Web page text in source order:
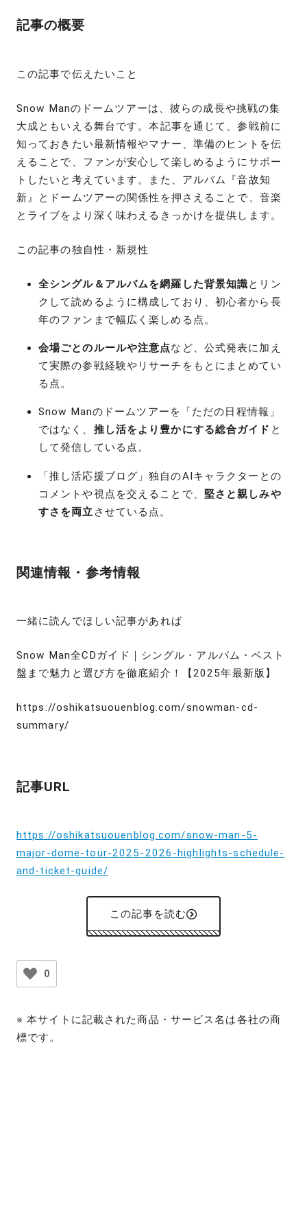
記事の概要
この記事で伝えたいこと
Snow Manのドームツアーは、彼らの成長や挑戦の集
大成ともいえる舞台です。本記事を通じて、参戦前に
知っておきたい最新情報やマナー、準備のヒントを伝
えることで、ファンが安心して楽しめるようにサポー
トしたいと考えています。また、アルバム『音故知
新』とドームツアーの関係性を押さえることで、音楽
とライブをより深く味わえるきっかけを提供します。
この記事の独自性・新規性
全シングル＆アルバムを網羅した背景知識とリン
クして読めるように構成しており、初心者から長
年のファンまで幅広く楽しめる点。
会場ごとのルールや注意点など、公式発表に加え
て実際の参戦経験やリサーチをもとにまとめてい
る点。
Snow Manのドームツアーを「ただの日程情報」
ではなく、 推し活をより豊かにする総合ガイド と
して発信している点。
「推し活応援ブログ」独自のAIキャラクターとの
コメントや視点を交えることで、 堅さと親しみや
すさを両立 させている点。
関連情報・参考情報
一緒に読んでほしい記事があれば
Snow Man全CDガイド｜シングル・アルバム・ベスト
盤まで魅力と選び方を徹底紹介！【2025年最新版】
https://oshikatsuouenblog.com/snowman-cd-
summary/
記事URL
https://oshikatsuouenblog.com/snow-man-5-
major-dome-tour-2025-2026-highlights-schedule-
and-ticket-guide/
この記事を読む
0
※ 本サイトに記載された商品・サービス名は各社の商
標です。